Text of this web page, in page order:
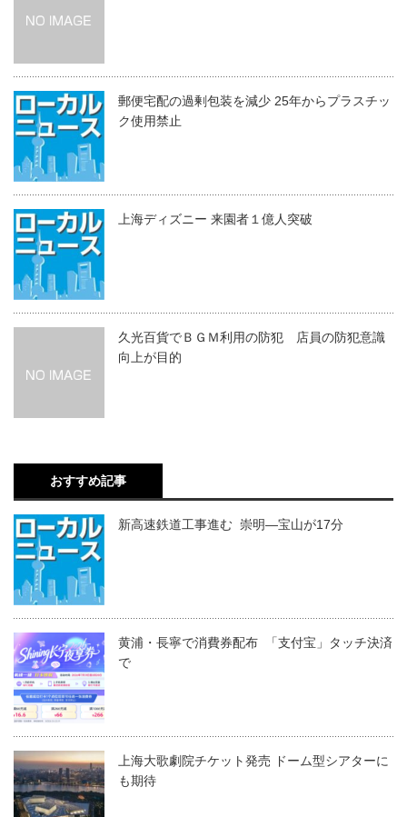
郵便宅配の過剰包装を減少 25年からプラスチッ
ク使用禁止
上海ディズニー 来園者１億人突破
久光百貨でＢＧＭ利用の防犯 店員の防犯意識
向上が目的
おすすめ記事
新高速鉄道工事進む 崇明―宝山が17分
黄浦・長寧で消費券配布 「支付宝」タッチ決済
で
上海大歌劇院チケット発売 ドーム型シアターに
も期待